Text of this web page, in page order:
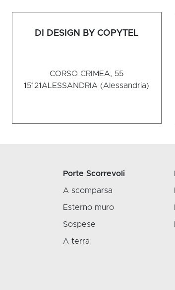
DI DESIGN BY COPYTEL
CORSO CRIMEA, 55
15121ALESSANDRIA (Alessandria)
Porte Scorrevoli
A scomparsa
Esterno muro
Sospese
A terra